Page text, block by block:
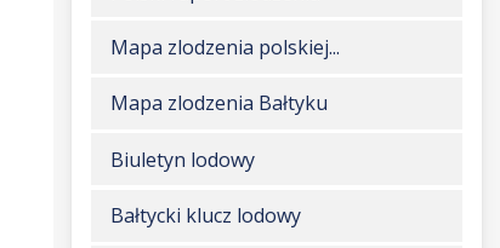
Mapa zlodzenia polskiej...
Mapa zlodzenia Bałtyku
Biuletyn lodowy
Bałtycki klucz lodowy